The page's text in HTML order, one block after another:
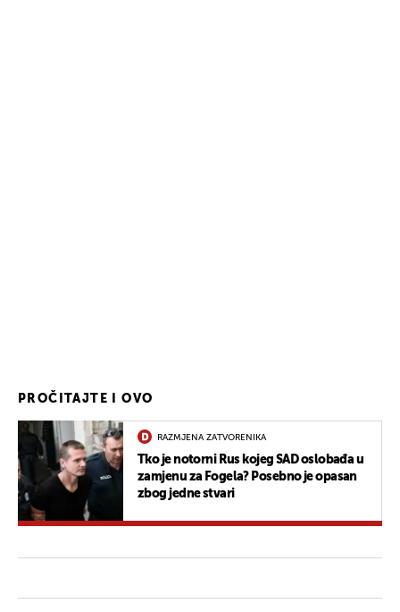
PROČITAJTE I OVO
RAZMJENA ZATVORENIKA
Tko je notorni Rus kojeg SAD oslobađa u
zamjenu za Fogela? Posebno je opasan
zbog jedne stvari